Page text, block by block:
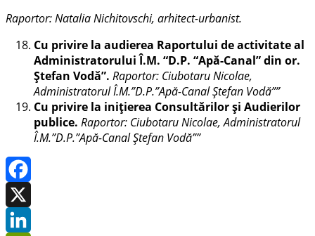
Raportor:Natalia Nichitovschi, arhitect-urbanist.
Cu privire la audierea Raportului de activitate al
Administratorului Î.M. “D.P. “Apă-Canal” din or.
Ștefan Vodă”. Raportor: Ciubotaru Nicolae,
AdministratorulÎ.M.”D.P.”Apă-Canal Ștefan Vodă””
Cu privire la inițierea Consultărilor și Audierilor
publice. Raportor: Ciubotaru Nicolae, Administratorul
Î.M.”D.P.”Apă-Canal Ștefan Vodă””
Facebook
X